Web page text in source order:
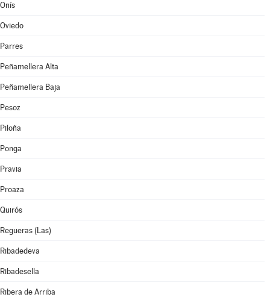
Onís
Oviedo
Parres
Peñamellera Alta
Peñamellera Baja
Pesoz
Piloña
Ponga
Pravia
Proaza
Quirós
Regueras (Las)
Ribadedeva
Ribadesella
Ribera de Arriba